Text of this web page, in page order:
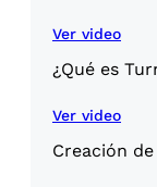
Ver video
¿Qué es
Ver video
Creación